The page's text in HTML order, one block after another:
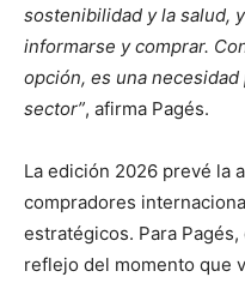
sostenibilidad y la salud,
informarse y comprar.
opción, es una
sector”, afirma Pagés.
La edición 2026 prevé la
compradores
estratégicos. Para
reflejo del momento que